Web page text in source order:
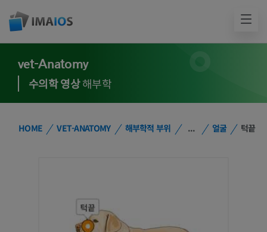
vet-Anatomy
수의학 영상해부학
HOME VET-ANATOMY 해부학적 부위 ... 얼굴 턱끝